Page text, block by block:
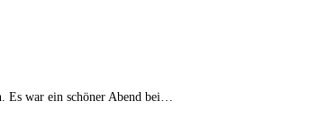
Es war ein schöner Abend bei…